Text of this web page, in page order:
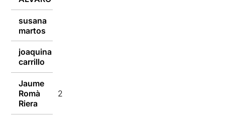
susana
martos
joaquina
carrillo
Jaume
Romà
Riera
25/01/2017